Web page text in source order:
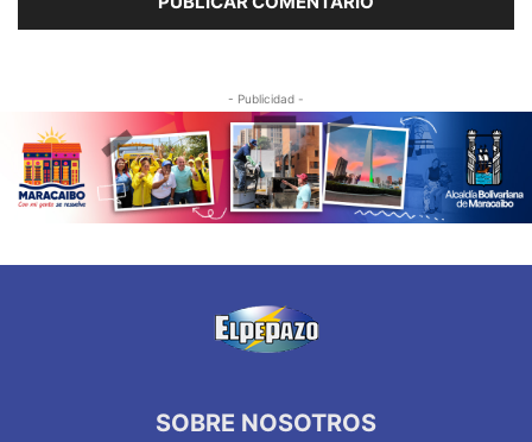
- Publicidad -
SOBRE NOSOTROS